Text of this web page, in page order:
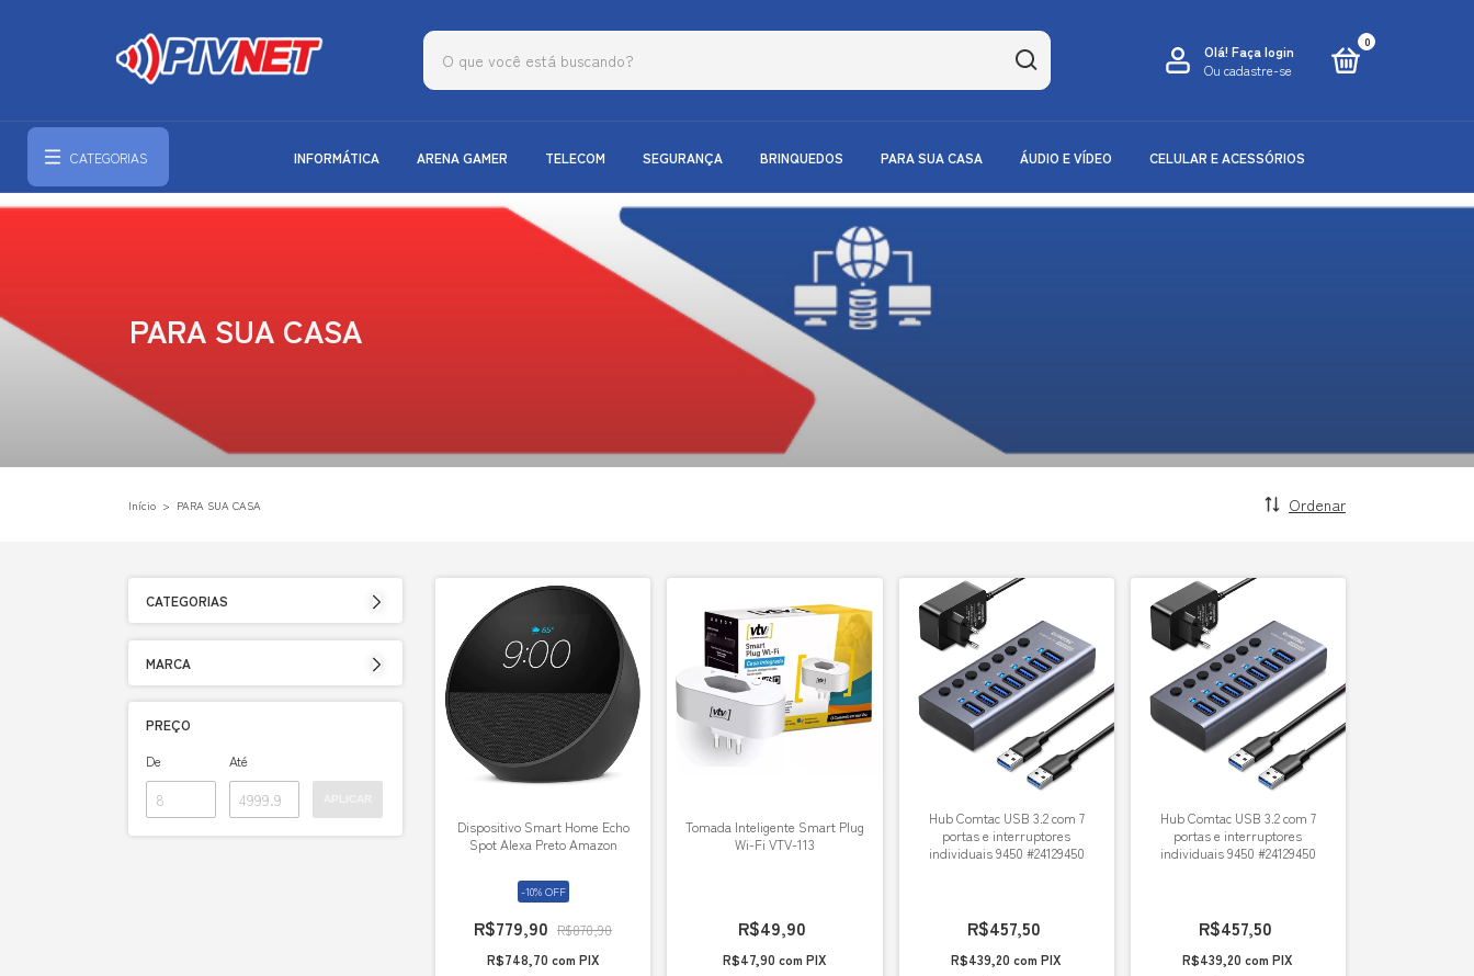
Olá! Faça login
Ou cadastre-se
0
CATEGORIAS INFORMÁTICA ARENA GAMER TELECOM SEGURANÇA BRINQUEDOS PARA SUA CASA ÁUDIO E VÍDEO CELULAR E ACESSÓRIOS
PARA SUA CASA
Início > PARA SUA CASA Ordenar
CATEGORIAS
MARCA
PREÇO
De
Até
Dispositivo Smart Home Echo
Spot Alexa Preto Amazon
-10% OFF
R$779,90 R$870,90
R$748,70 com PIX
Tomada Inteligente Smart Plug
Wi-Fi VTV-113
R$49,90
R$47,90 com PIX
Hub Comtac USB 3.2 com 7
portas e interruptores
individuais 9450 #24129450
R$457,50
R$439,20com PIX
Hub Comtac USB 3.2 com 7
portas e interruptores
individuais 9450 #24129450
R$457,50
R$439,20com PIX